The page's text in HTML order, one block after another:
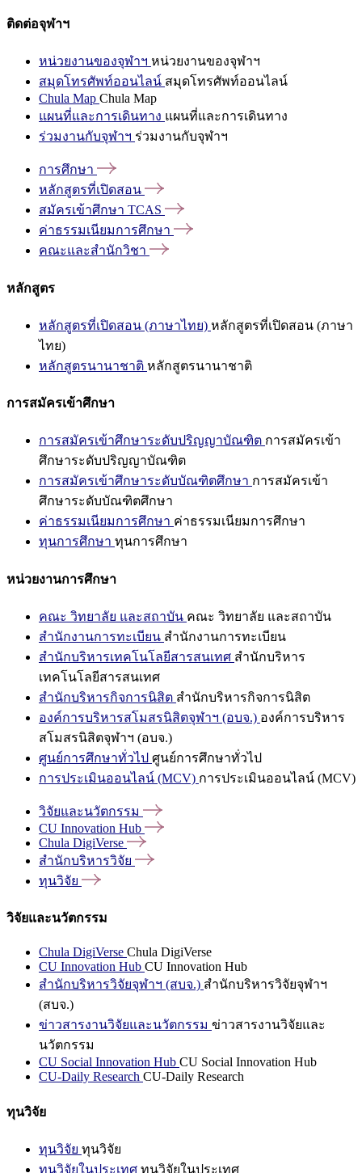
ติดต่อจุฬาฯ
หน่วยงานของจุฬาฯ หน่วยงานของจุฬาฯ
สมุดโทรศัพท์ออนไลน์ สมุดโทรศัพท์ออนไลน์
Chula Map Chula Map
แผนที่และการเดินทาง แผนที่และการเดินทาง
ร่วมงานกับจุฬาฯ ร่วมงานกับจุฬาฯ
การศึกษา
หลักสูตรที่เปิดสอน
สมัครเข้าศึกษา TCAS
ค่าธรรมเนียมการศึกษา
คณะและสำนักวิชา
หลักสูตร
หลักสูตรที่เปิดสอน (ภาษาไทย) หลักสูตรที่เปิดสอน (ภาษา
ไทย)
หลักสูตรนานาชาติ หลักสูตรนานาชาติ
การสมัครเข้าศึกษา
การสมัครเข้าศึกษาระดับปริญญาบัณฑิต การสมัครเข้า
ศึกษาระดับปริญญาบัณฑิต
การสมัครเข้าศึกษาระดับบัณฑิตศึกษา การสมัครเข้า
ศึกษาระดับบัณฑิตศึกษา
ค่าธรรมเนียมการศึกษา ค่าธรรมเนียมการศึกษา
ทุนการศึกษา ทุนการศึกษา
หน่วยงานการศึกษา
คณะ วิทยาลัย และสถาบัน คณะ วิทยาลัย และสถาบัน
สำนักงานการทะเบียน สำนักงานการทะเบียน
สำนักบริหารเทคโนโลยีสารสนเทศ สำนักบริหาร
เทคโนโลยีสารสนเทศ
สำนักบริหารกิจการนิสิต สำนักบริหารกิจการนิสิต
องค์การบริหารสโมสรนิสิตจุฬาฯ (อบจ.) องค์การบริหาร
สโมสรนิสิตจุฬาฯ (อบจ.)
ศูนย์การศึกษาทั่วไป ศูนย์การศึกษาทั่วไป
การประเมินออนไลน์ (MCV) การประเมินออนไลน์ (MCV)
วิจัยและนวัตกรรม
CU Innovation Hub
Chula DigiVerse
สำนักบริหารวิจัย
ทุนวิจัย
วิจัยและนวัตกรรม
Chula DigiVerse Chula DigiVerse
CU Innovation Hub CU Innovation Hub
สำนักบริหารวิจัยจุฬาฯ (สบจ.) สำนักบริหารวิจัยจุฬาฯ
(สบจ.)
ข่าวสารงานวิจัยและนวัตกรรม ข่าวสารงานวิจัยและ
นวัตกรรม
CU Social Innovation Hub CU Social Innovation Hub
CU-Daily Research CU-Daily Research
ทุนวิจัย
ทุนวิจัย ทุนวิจัย
ทุนวิจัยในประเทศ ทุนวิจัยในประเทศ